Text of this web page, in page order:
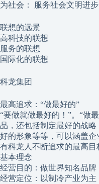
为社会： 服务社会文明进步
联想的远景
高科技的联想
服务的联想
国际化的联想
科龙集团
最高追求：“做最好的”
“要做就做最好的！”。“做
品，还包括制定最好的战
好的形象等等，可以涵盖
有科龙人不断追求的最高目
基本理念
经营目的：做世界知名品牌
经营定位：以制冷产业为